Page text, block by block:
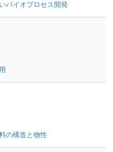
バイオプロセス開発
の構造と物性